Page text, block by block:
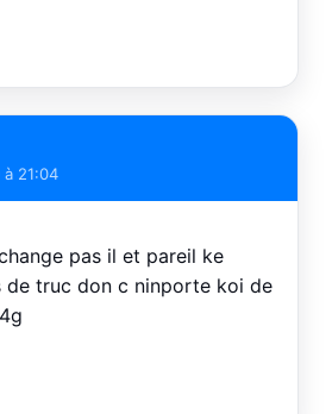
à 21:04
pas il et pareil ke
de truc don c ninporte koi de